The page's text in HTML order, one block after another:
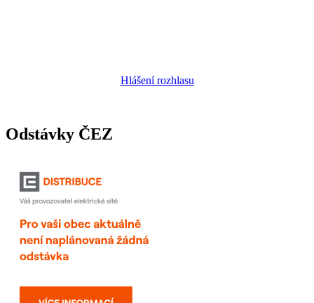
Hlášení rozhlasu
Odstávky ČEZ